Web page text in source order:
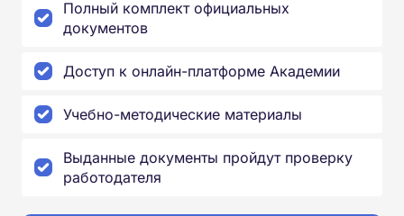
Полный комплект официальных
документов
Доступ к онлайн-платформе Академии
Учебно-методические материалы
Выданные документы пройдут проверку
работодателя